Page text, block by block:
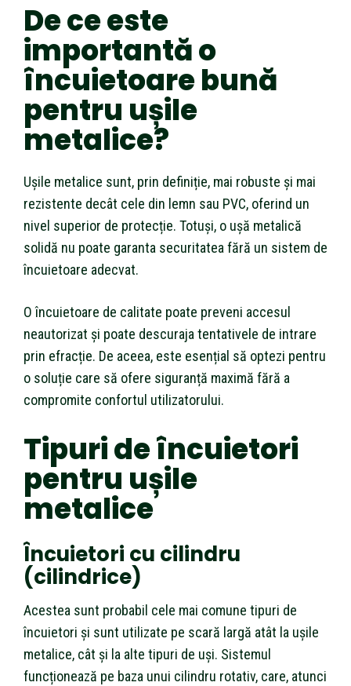
De ce este
importantă o
încuietoare bună
pentru ușile
metalice?
Ușile metalice sunt, prin definiție, mai robuste și mai
rezistente decât cele din lemn sau PVC, oferind un
nivel superior de protecție. Totuși, o ușă metalică
solidă nu poate garanta securitatea fără un sistem de
încuietoare adecvat.
O încuietoare de calitate poate preveni accesul
neautorizat și poate descuraja tentativele de intrare
prin efracție. De aceea, este esențial să optezi pentru
o soluție care să ofere siguranță maximă fără a
compromite confortul utilizatorului.
Tipuri de încuietori
pentru ușile
metalice
Încuietori cu cilindru
(cilindrice)
Acestea sunt probabil cele mai comune tipuri de
încuietori și sunt utilizate pe scară largă atât la ușile
metalice, cât și la alte tipuri de uși. Sistemul
funcționează pe baza unui cilindru rotativ, care, atunci